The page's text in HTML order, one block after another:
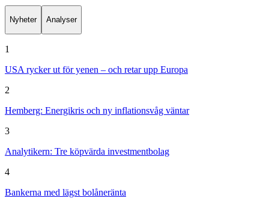
Nyheter Analyser
1
USA rycker ut för yenen – och retar upp Europa
2
Hemberg: Energikris och ny inflationsvåg väntar
3
Analytikern: Tre köpvärda investmentbolag
4
Bankerna med lägst bolåneränta